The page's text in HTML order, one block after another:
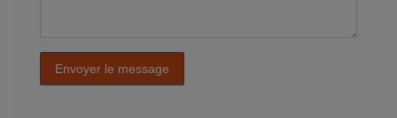
Envoyer le message